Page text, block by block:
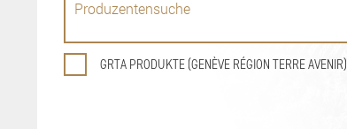
GRTA PRODUKTE (GENÈVE RÉGION TERRE AVENIR)